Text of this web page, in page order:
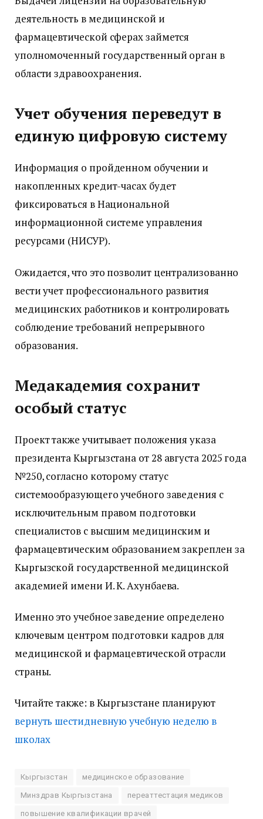
деятельность в медицинской и
фармацевтической сферах займется
уполномоченный государственный орган в
области здравоохранения.
Учет обучения переведут в
единую цифровую систему
Информация о пройденном обучении и
накопленных кредит-часах будет
фиксироваться в Национальной
информационной системе управления
ресурсами (НИСУР).
Ожидается, что это позволит централизованно
вести учет профессионального развития
медицинских работников и контролировать
соблюдение требований непрерывного
образования.
Медакадемия сохранит
особый статус
Проект также учитывает положения указа
президента Кыргызстана от 28 августа 2025 года
№250, согласно которому статус
системообразующего учебного заведения с
исключительным правом подготовки
специалистов с высшим медицинским и
фармацевтическим образованием закреплен за
Кыргызской государственной медицинской
академией имени И. К. Ахунбаева.
Именно это учебное заведение определено
ключевым центром подготовки кадров для
медицинской и фармацевтической отрасли
страны.
Читайте также: в Кыргызстане планируют
вернуть шестидневную учебную неделю в
школах
Кыргызстан медицинское образование
Минздрав Кыргызстана переаттестация медиков
повышение квалификации врачей